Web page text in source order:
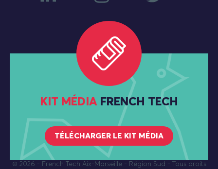
KIT MÉDIA FRENCH TECH
TÉLÉCHARGER LE KIT MÉDIA
© 2026 - French Tech Aix-Marseille - Région Sud - Tous droits